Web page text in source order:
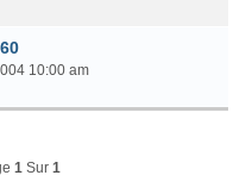
10:00 am
1Sur 1